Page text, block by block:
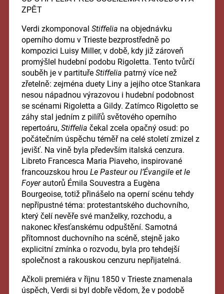
ZPĚT
Verdi zkomponoval Stiffelia na objednávku
operního domu v Trieste bezprostředně po
kompozici Luisy Miller, v době, kdy již zároveň
promýšlel hudební podobu Rigoletta. Tento tvůrčí
souběh je v partituře Stiffelia patrný více než
zřetelně: zejména duety Liny a jejího otce Stankara
nesou nápadnou výrazovou i hudební podobnost
se scénami Rigoletta a Gildy. Zatímco Rigoletto se
záhy stal jedním z pilířů světového operního
repertoáru, Stiffelia čekal zcela opačný osud: po
počátečním úspěchu téměř na celé století zmizel z
jevišť. Na vině byla především italská cenzura.
Libreto Francesca Maria Piaveho, inspirované
francouzskou hrou Le Pasteur ou l’Évangile et le
Foyerautorů Émila Souvestra a Eugèna
Bourgeoise, totiž přinášelo na operní scénu tehdy
nepřípustné téma: protestantského duchovního,
který čelí nevěře své manželky, rozchodu, a
nakonec křesťanskému odpuštění. Samotná
přítomnost duchovního na scéně, stejně jako
explicitní zmínka o rozvodu, byla pro tehdejší
společnost a rakouskou cenzuru nepřijatelná.
Ačkoli premiéra v říjnu 1850 v Trieste znamenala
úspěch, Verdi si byl dobře vědom, že v podobě